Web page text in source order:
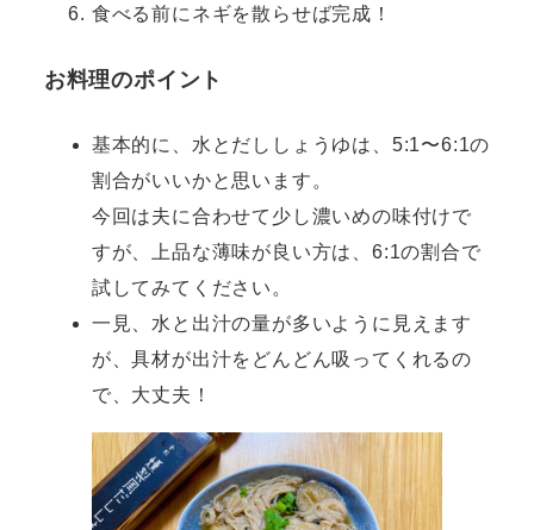
食べる前にネギを散らせば完成！
お料理のポイント
基本的に、水とだししょうゆは、5:1〜6:1の
割合がいいかと思います。
今回は夫に合わせて少し濃いめの味付けで
すが、上品な薄味が良い方は、6:1の割合で
試してみてください。
一見、水と出汁の量が多いように見えます
が、具材が出汁をどんどん吸ってくれるの
で、大丈夫！